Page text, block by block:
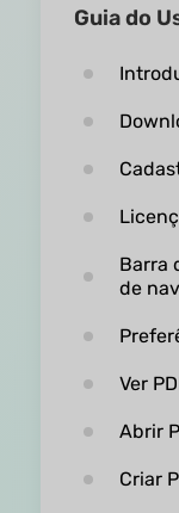
Guia do
Barra
de
Ver
Abrir
Criar